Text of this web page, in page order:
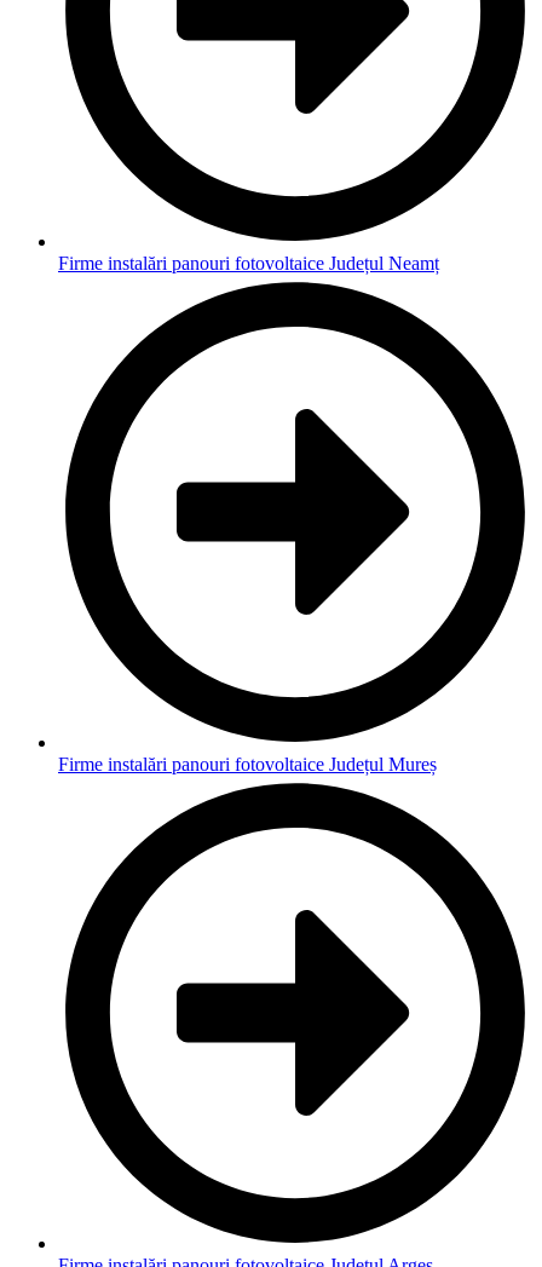
Firme instalări panouri fotovoltaice Județul Neamț
Firme instalări panouri fotovoltaice Județul Mureș